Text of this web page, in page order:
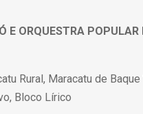
E ORQUESTRA
Rural, Maracatu de Baque
Bloco Lírico